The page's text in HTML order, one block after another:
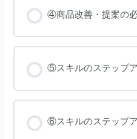
④商品改善・提案の
⑤スキルのステップ
⑥スキルのステップ